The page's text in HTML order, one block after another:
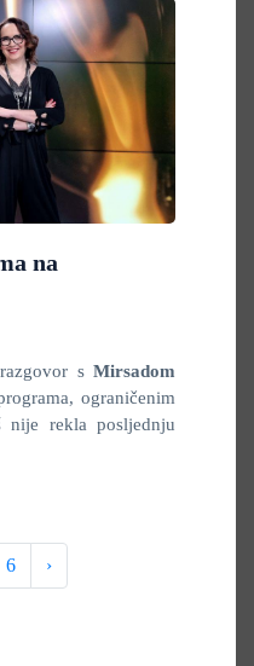
na
s Mirsadom
ograničenim
nije rekla posljednju
6 ›